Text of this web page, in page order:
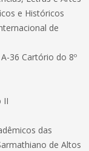
e Históricos
de
36 Cartório do 8º
II
das
de Altos